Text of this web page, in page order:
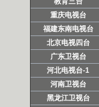
重庆电视台
福建东南电视台
北京电视四台
广东卫视台
河北电视台-1
河南卫视台
黑龙江卫视台